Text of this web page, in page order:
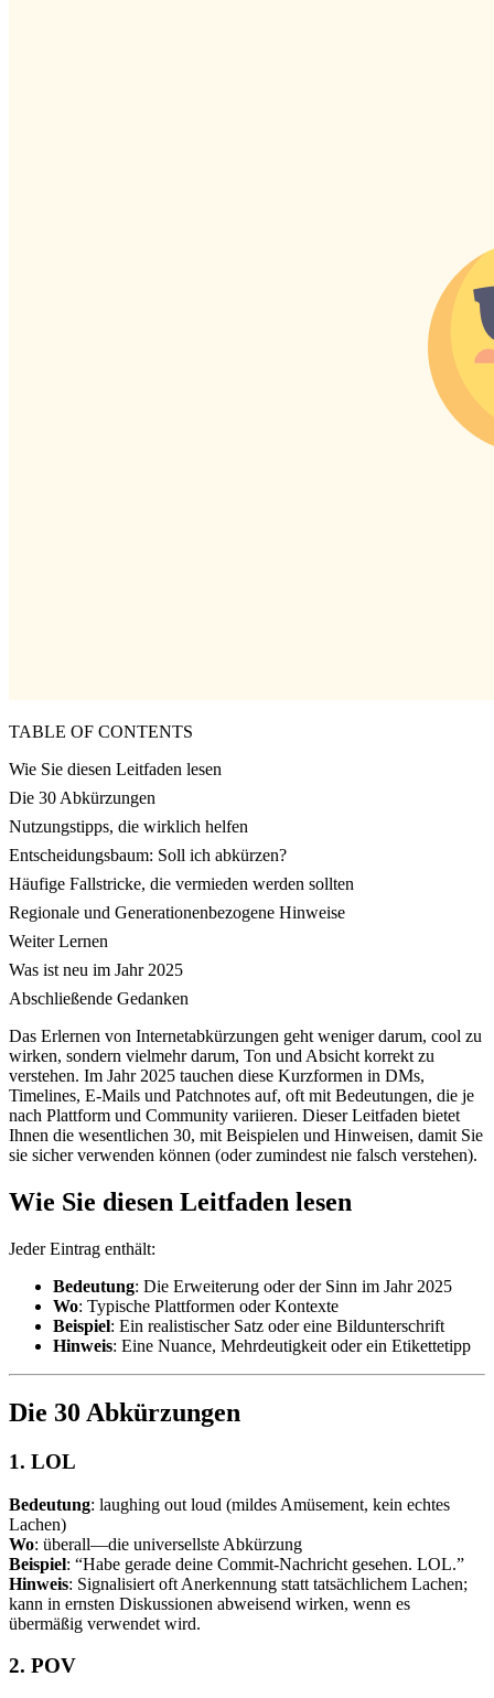
TABLE OF CONTENTS
Wie Sie diesen Leitfaden lesen
Die 30 Abkürzungen
Nutzungstipps, die wirklich helfen
Entscheidungsbaum: Soll ich abkürzen?
Häufige Fallstricke, die vermieden werden sollten
Regionale und Generationenbezogene Hinweise
Weiter Lernen
Was ist neu im Jahr 2025
Abschließende Gedanken
Das Erlernen von Internetabkürzungen geht weniger darum, cool zu
wirken, sondern vielmehr darum, Ton und Absicht korrekt zu
verstehen. Im Jahr 2025 tauchen diese Kurzformen in DMs,
Timelines, E-Mails und Patchnotes auf, oft mit Bedeutungen, die je
nach Plattform und Community variieren. Dieser Leitfaden bietet
Ihnen die wesentlichen 30, mit Beispielen und Hinweisen, damit Sie
sie sicher verwenden können (oder zumindest nie falsch verstehen).
Wie Sie diesen Leitfaden lesen
Jeder Eintrag enthält:
Bedeutung: Die Erweiterung oder der Sinn im Jahr 2025
Wo: Typische Plattformen oder Kontexte
Beispiel: Ein realistischer Satz oder eine Bildunterschrift
Hinweis: Eine Nuance, Mehrdeutigkeit oder ein Etikettetipp
Die 30 Abkürzungen
1. LOL
Bedeutung: laughing out loud (mildes Amüsement, kein echtes
Lachen)
Wo: überall—die universellste Abkürzung
Beispiel: “Habe gerade deine Commit-Nachricht gesehen. LOL.”
Hinweis: Signalisiert oft Anerkennung statt tatsächlichem Lachen;
kann in ernsten Diskussionen abweisend wirken, wenn es
übermäßig verwendet wird.
2. POV